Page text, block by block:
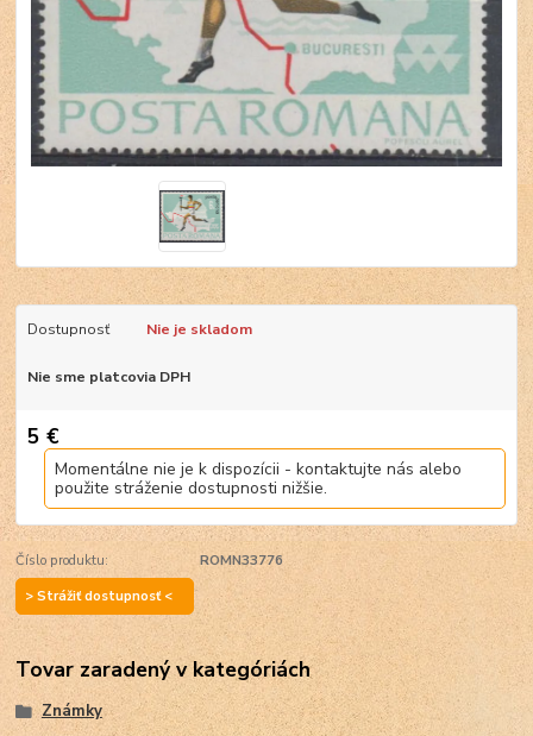
Dostupnosť Nie je skladom
Nie sme platcovia DPH
5 €
Momentálne nie je k dispozícii - kontaktujte nás alebo
použite stráženie dostupnosti nižšie.
Číslo produktu:
ROMN33776
> Strážiť dostupnosť <
Tovar zaradený v kategóriách
Známky